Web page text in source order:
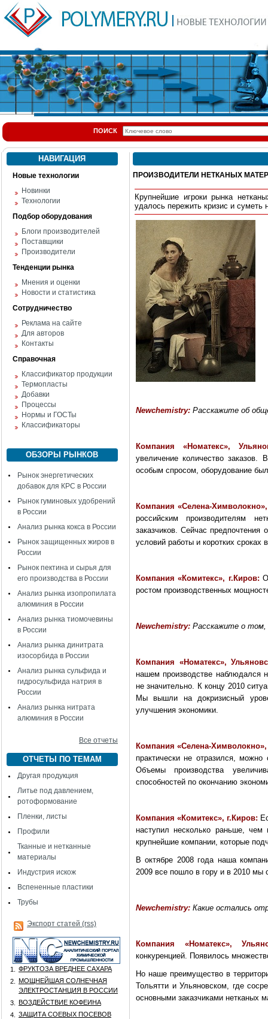
ПОИСК
НАВИГАЦИЯ
Новые технологии
Новинки
Технологии
Подбор оборудования
Блоги производителей
Поставщики
Производители
Тенденции рынка
Мнения и оценки
Новости и статистика
Сотрудничество
Реклама на сайте
Для авторов
Контакты
Справочная
Классификатор продукции
Термопласты
Добавки
Процессы
Нормы и ГОСТы
Классификаторы
ОБЗОРЫ РЫНКОВ
Рынок энергетических
добавок для КРС в России
Рынок гуминовых удобрений
в России
Анализ рынка кокса в России
Рынок защищенных жиров в
России
Рынок пектина и сырья для
его производства в России
Анализ рынка изопропилата
алюминия в России
Анализ рынка тиомочевины
в России
Анализ рынка динитрата
изосорбида в России
Анализ рынка сульфида и
гидросульфида натрия в
России
Анализ рынка нитрата
алюминия в России
Все отчеты
ОТЧЕТЫ ПО ТЕМАМ
Другая продукция
Литье под давлением,
ротоформование
Пленки, листы
Профили
Тканные и нетканные
материалы
Индустрия искож
Вспененные пластики
Трубы
Экспорт статей (rss)
1.
ФРУКТОЗА ВРЕДНЕЕ САХАРА
2.
МОЩНЕЙШАЯ СОЛНЕЧНАЯ
ЭЛЕКТРОСТАНЦИЯ В РОССИИ
3.
ВОЗДЕЙСТВИЕ КОФЕИНА
4.
ЗАЩИТА СОЕВЫХ ПОСЕВОВ
ПРОИЗВОДИТЕЛИ НЕТКАНЫХ
Крупнейшие игроки рынка
удалось пережить кризис и суметь
Newchemistry: Расскажите об
Компания «Номатекс»,
увеличение количество заказов.
особым спросом, оборудование
Компания «Селена-
российским производителям
заказчиков. Сейчас предпочтения
условий работы и коротких сроках
Компания «Комитекс», г.Киров:
ростом производственных
Newchemistry: Расскажите о том,
Компания «Номатекс»,
нашем производстве наблюдался
не значительно. К концу 2010
Мы вышли на докризисный
улучшения экономики.
Компания «Селена-Химволокно»,
практически не отразился,
Объемы производства
способностей по окончанию
Компания «Комитекс», г.Киров:
наступил несколько раньше,
крупнейшие компании, которые
В октябре 2008 года наша
2009 все пошло в гору и в 2010 мы
Newchemistry: Какие остались
Компания «Номатекс»,
конкуренцией. Появилось
Но наше преимущество в
Тольятти и Ульяновском, где
основными заказчиками нетканых